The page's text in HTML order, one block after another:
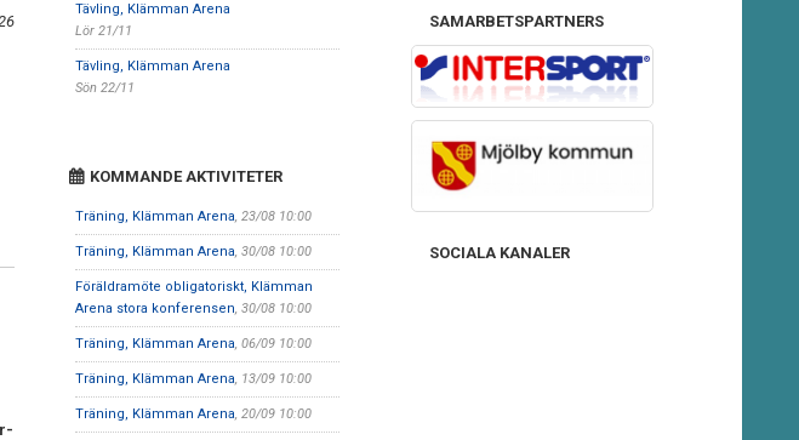
Tävling, Klämman Arena
Lör 21/11
Tävling, Klämman Arena
Sön 22/11
KOMMANDE AKTIVITETER
Träning, Klämman Arena, 23/08 10:00
Träning, Klämman Arena, 30/08 10:00
Föräldramöte obligatoriskt, Klämman
Arena stora konferensen, 30/08 10:00
Träning, Klämman Arena, 06/09 10:00
Träning, Klämman Arena, 13/09 10:00
Träning, Klämman Arena, 20/09 10:00
SAMARBETSPARTNERS
SOCIALA KANALER